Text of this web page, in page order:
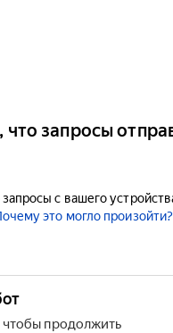
запросы
с вашего
это могло произойти?
продолжить